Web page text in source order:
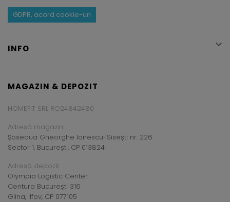
GDPR, acord cookie-uri
INFO 
MAGAZIN & DEPOZIT
HOMEFIT SRL RO24842480
Adresă magazin:
Șoseaua Gheorghe Ionescu-Sisești nr. 226
Sector 1, București, CP 013824
Adresă depozit:
Olympia Logistic Center
Centura București 316
Glina, Ilfov, CP 077105